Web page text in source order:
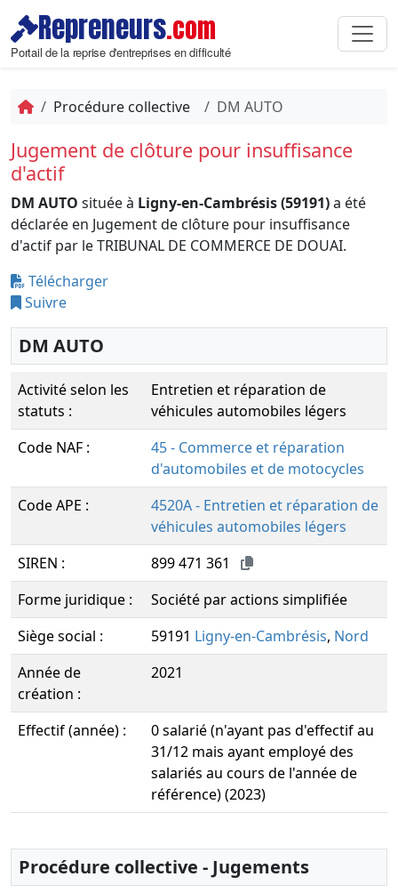
Repreneurs.com
Portail de la reprise d'entreprises en difficulté
Procédure collective DM AUTO
Jugement de clôture pour insuffisance
d'actif
DM AUTO située à Ligny-en-Cambrésis (59191)a été
déclarée en Jugement de clôture pour insuffisance
d'actif par le TRIBUNAL DE COMMERCE DE DOUAI.
Télécharger
Suivre
DM AUTO
Activité selon les
statuts :
Entretien et réparation de
véhicules automobiles légers
Code NAF :
45 - Commerce et réparation
d'automobiles et de motocycles
Code APE :
4520A - Entretien et réparation de
véhicules automobiles légers
SIREN :
899 471 361
Forme juridique :
Société par actions simplifiée
Siège social :
59191 Ligny-en-Cambrésis, Nord
Année de
création :
2021
Effectif (année) :
0 salarié (n'ayant pas d'effectif au
31/12 mais ayant employé des
salariés au cours de l'année de
référence) (2023)
Procédure collective - Jugements